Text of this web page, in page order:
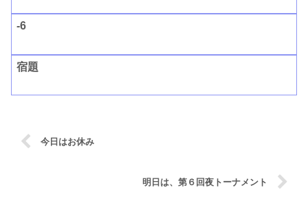
-6
宿題
今日はお休み
明日は、第６回夜トーナメント